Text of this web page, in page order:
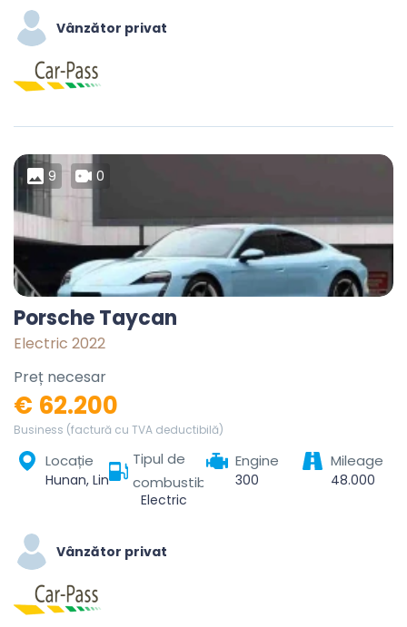
Vânzător privat
9 0
Porsche Taycan
Electric 2022
Preț necesar
€ 62.200
Business (factură cu TVA deductibilă)
Locație
Hunan, Linchuan District, Fuzhou City, Jiangxi, China
Tipul de
combustibil
Electric
Engine
300
Mileage
48.000
Vânzător privat